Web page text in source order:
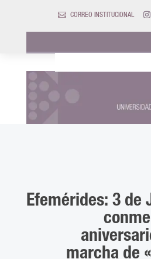
 CORREO INSTITUCIONAL
Efemérides: 3 de
marcha de